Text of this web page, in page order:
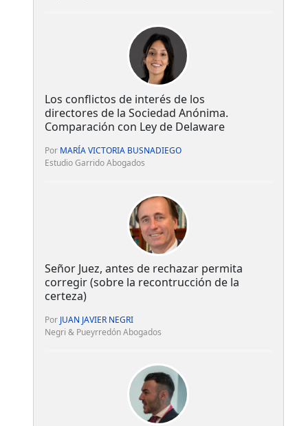
Los conflictos de interés de los
directores de la Sociedad Anónima.
Comparación con Ley de Delaware
Por MARÍA VICTORIA BUSNADIEGO
Estudio Garrido Abogados
Señor Juez, antes de rechazar permita
corregir (sobre la recontrucción de la
certeza)
Por JUAN JAVIER NEGRI
Negri & Pueyrredón Abogados